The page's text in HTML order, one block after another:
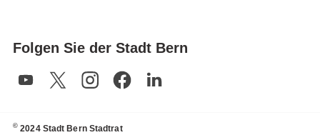
Folgen Sie der Stadt Bern
© 2024 Stadt Bern Stadtrat